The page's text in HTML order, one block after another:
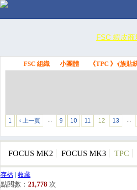
FSC 蝦皮商
FSC 組織 小團體 《TPC 》‧(族貼
1 ‹ 上一頁 … 9 10 11 12 13 …
FOCUS MK2 FOCUS MK3 TPC
存檔 | 收藏
點閱數： 21,778 次